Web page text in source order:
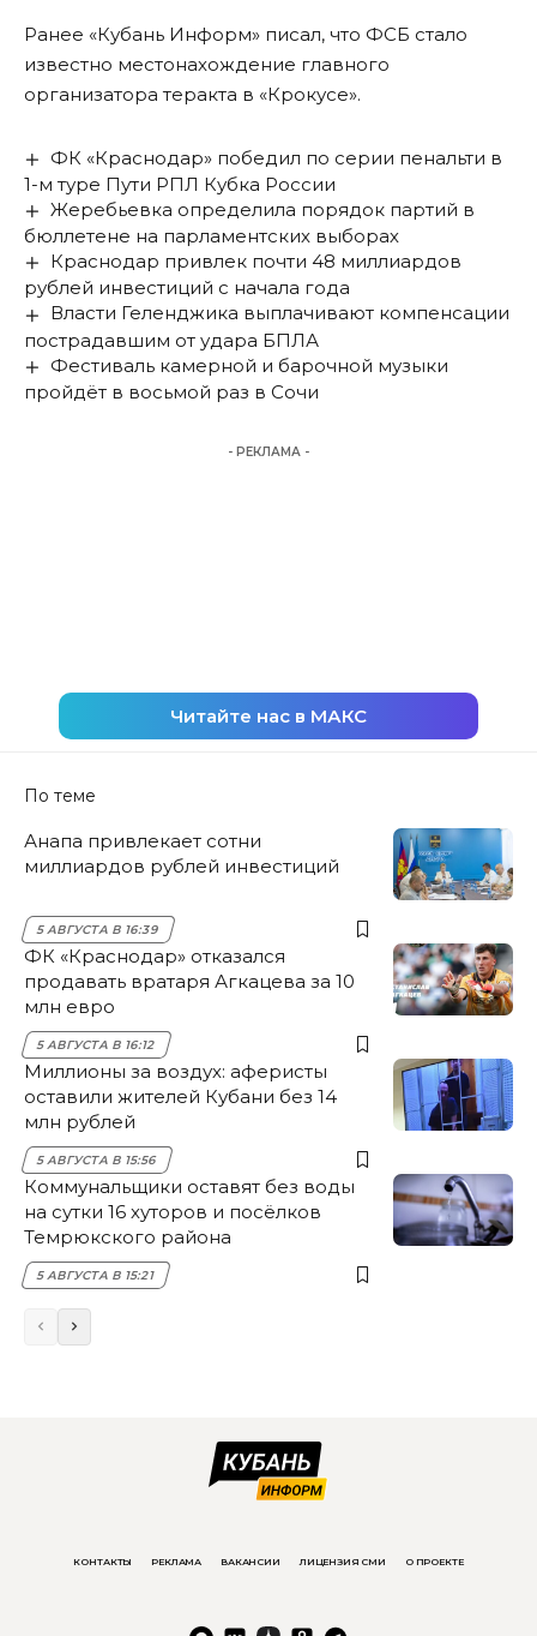
Ранее «Кубань Информ» писал, что ФСБ стало
известно местонахождение главного
организатора теракта в «Крокусе».
ФК «Краснодар» победил по серии пенальти в
1-м туре Пути РПЛ Кубка России
Жеребьевка определила порядок партий в
бюллетене на парламентских выборах
Краснодар привлек почти 48 миллиардов
рублей инвестиций с начала года
Власти Геленджика выплачивают компенсации
пострадавшим от удара БПЛА
Фестиваль камерной и барочной музыки
пройдёт в восьмой раз в Сочи
- РЕКЛАМА -
Читайте нас в МАКС
По теме
Анапа привлекает сотни
миллиардов рублей инвестиций
5 АВГУСТА В 16:39
ФК «Краснодар» отказался
продавать вратаря Агкацева за 10
млн евро
5 АВГУСТА В 16:12
Миллионы за воздух: аферисты
оставили жителей Кубани без 14
млн рублей
5 АВГУСТА В 15:56
Коммунальщики оставят без воды
на сутки 16 хуторов и посёлков
Темрюкского района
5 АВГУСТА В 15:21
КОНТАКТЫ РЕКЛАМА ВАКАНСИИ ЛИЦЕНЗИЯ СМИ О ПРОЕКТЕ